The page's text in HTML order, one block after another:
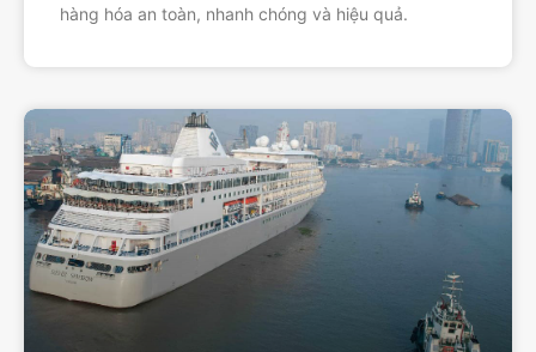
hàng hóa an toàn, nhanh chóng và hiệu quả.